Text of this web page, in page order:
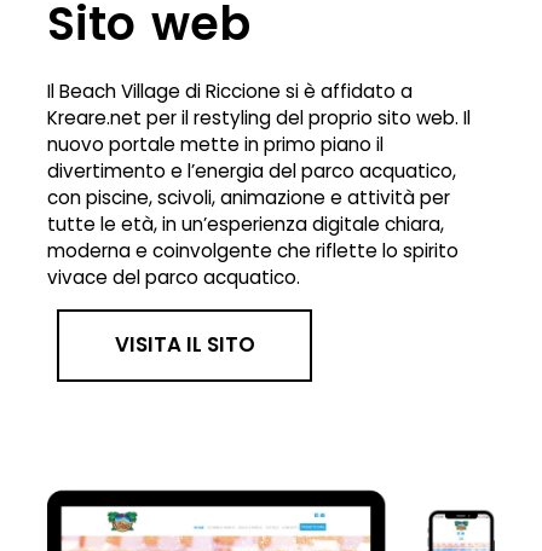
Sito web
Il Beach Village di Riccione si è affidato a
Kreare.net per il restyling del proprio sito web. Il
nuovo portale mette in primo piano il
divertimento e l’energia del parco acquatico,
con piscine, scivoli, animazione e attività per
tutte le età, in un’esperienza digitale chiara,
moderna e coinvolgente che riflette lo spirito
vivace del parco acquatico.
VISITA IL SITO